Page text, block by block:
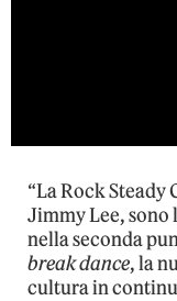
“La Rock Steady
Jimmy Lee, sono
nella seconda
break dance, la
cultura in